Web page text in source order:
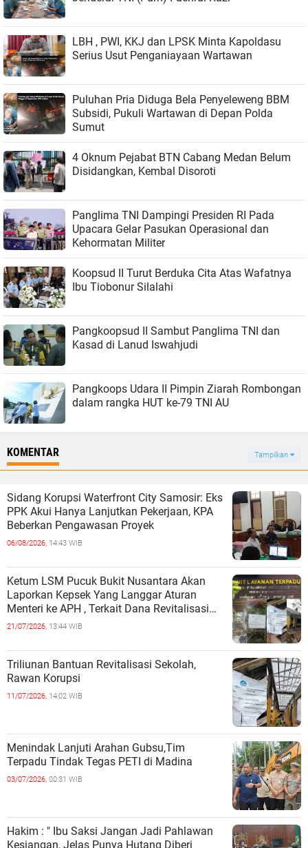
LBH , PWI, KKJ dan LPSK Minta Kapoldasu
Serius Usut Penganiayaan Wartawan
Puluhan Pria Diduga Bela Penyeleweng BBM
Subsidi, Pukuli Wartawan di Depan Polda
Sumut
4 Oknum Pejabat BTN Cabang Medan Belum
Disidangkan, Kembal Disoroti
Panglima TNI Dampingi Presiden RI Pada
Upacara Gelar Pasukan Operasional dan
Kehormatan Militer
Koopsud II Turut Berduka Cita Atas Wafatnya
Ibu Tiobonur Silalahi
Pangkoopsud II Sambut Panglima TNI dan
Kasad di Lanud Iswahjudi
Pangkoops Udara II Pimpin Ziarah Rombongan
dalam rangka HUT ke-79 TNI AU
KOMENTAR Tampilkan
Sidang Korupsi Waterfront City Samosir: Eks
PPK Akui Hanya Lanjutkan Pekerjaan, KPA
Beberkan Pengawasan Proyek
06/08/2026, 14:43 WIB
Ketum LSM Pucuk Bukit Nusantara Akan
Laporkan Kepsek Yang Langgar Aturan
Menteri ke APH , Terkait Dana Revitalisasi
Sekolah
21/07/2026, 13:44 WIB
Triliunan Bantuan Revitalisasi Sekolah,
Rawan Korupsi
11/07/2026, 14:02 WIB
Menindak Lanjuti Arahan Gubsu,Tim
Terpadu Tindak Tegas PETI di Madina
03/07/2026, 00:31 WIB
Hakim : " Ibu Saksi Jangan Jadi Pahlawan
Kesiangan, Jelas Punya Hutang Diberi